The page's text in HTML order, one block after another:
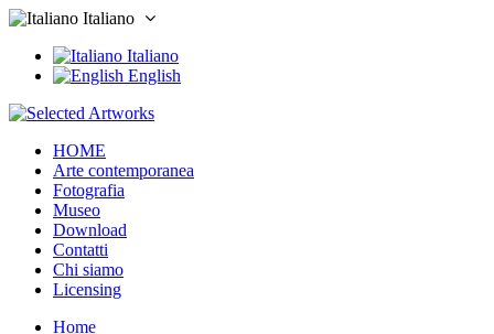
Italiano
Italiano
English
HOME
Arte contemporanea
Fotografia
Museo
Download
Contatti
Chi siamo
Licensing
Home